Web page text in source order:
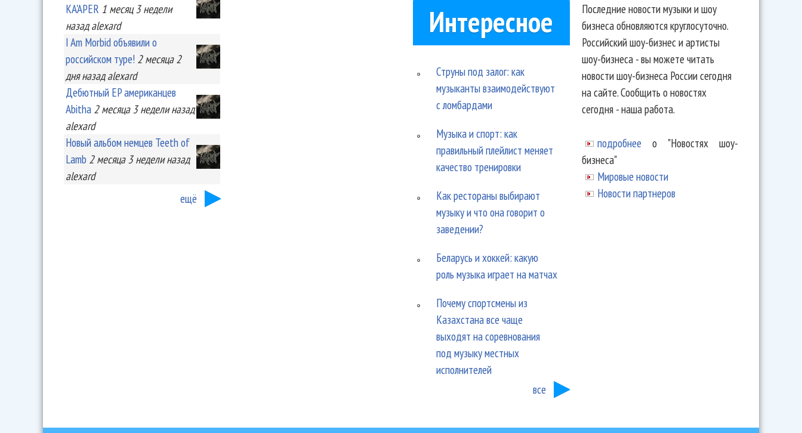
KA'APER 1 месяц 3 недели
назад alexard
I Am Morbid объявили о
российском туре! 2 месяца 2
дняназад alexard
Дебютный EP американцев
Abitha 2 месяца 3 неделиназад
alexard
Новый альбом немцев Teeth of
Lamb 2 месяца 3 неделиназад
alexard
ещё
Интересное
Струны под залог: как
музыканты взаимодействуют
с ломбардами
Музыка и спорт: как
правильный плейлист меняет
качество тренировки
Как рестораны выбирают
музыку и что она говорит о
заведении?
Беларусь и хоккей: какую
роль музыка играет на матчах
Почему спортсмены из
Казахстана все чаще
выходят на соревнования
под музыку местных
исполнителей
все
Последние новости музыки и шоу
бизнеса обновляются круглосуточно.
Российский шоу-бизнес и артисты
шоу-бизнеса - вы можете читать
новости шоу-бизнеса России сегодня
на сайте. Сообщить о новостях
сегодня - наша работа.
подробнее о "Новостях шоу-
бизнеса"
Мировые новости
Новости партнеров